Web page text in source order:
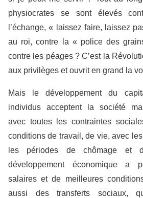
physiocrates se sont élevés
l’échange, « laissez faire, laissez
au roi, contre la « police des
contre les péages ? C’est la
aux privilèges et ouvrit en grand la
Mais le développement du
individus acceptent la société
avec toutes les contraintes
conditions de travail, de vie, avec
les périodes de chômage et
développement économique a
salaires et de meilleures
aussi des transferts sociaux,